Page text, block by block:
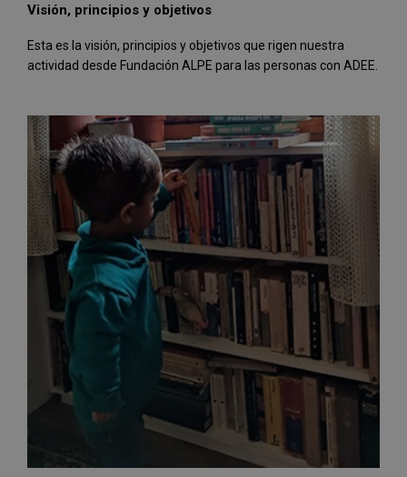
Visión, principios y objetivos
Esta es la visión, principios y objetivos que rigen nuestra
actividad desde Fundación ALPE para las personas con ADEE.